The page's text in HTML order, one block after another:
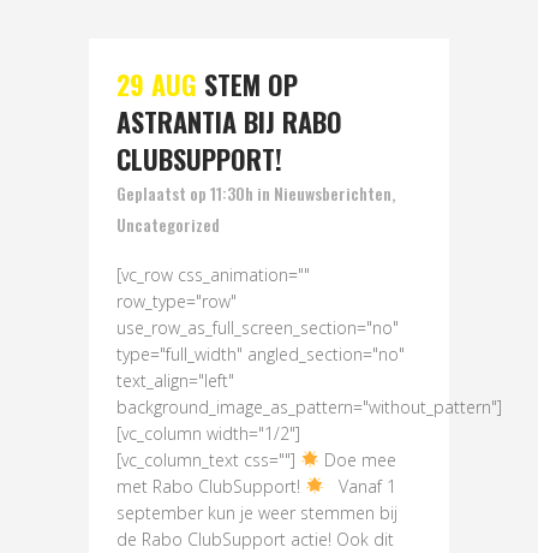
29 AUG STEM OP
ASTRANTIA BIJ RABO
CLUBSUPPORT!
Geplaatst op 11:30h in Nieuwsberichten,
Uncategorized
[vc_row css_animation=""
row_type="row"
use_row_as_full_screen_section="no"
type="full_width" angled_section="no"
text_align="left"
background_image_as_pattern="without_pattern"]
[vc_column width="1/2"]
[vc_column_text css=""]
Doe mee
met Rabo ClubSupport!
Vanaf 1
september kun je weer stemmen bij
de Rabo ClubSupport actie! Ook dit